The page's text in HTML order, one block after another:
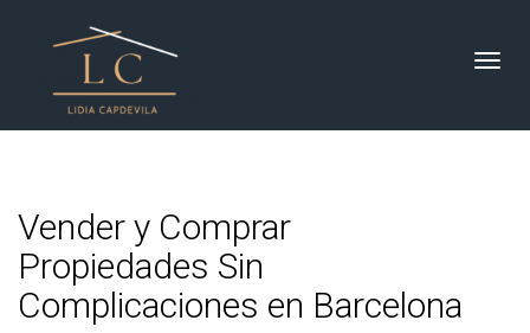
Vender y Comprar
Propiedades Sin
Complicaciones en Barcelona